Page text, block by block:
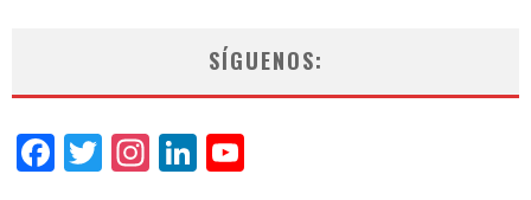
SÍGUENOS:
Facebook
Twitter
Instagram
LinkedIn